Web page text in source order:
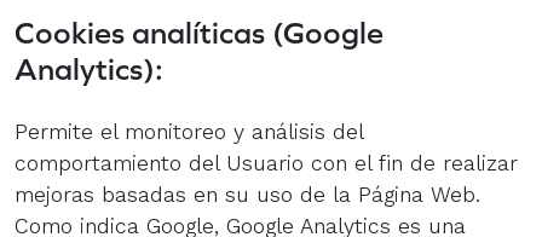
Cookies analíticas (Google
Analytics):
Permite el monitoreo y análisis del
comportamiento del Usuario con el fin de realizar
mejoras basadas en su uso de la Página Web.
Como indica Google, Google Analytics es una